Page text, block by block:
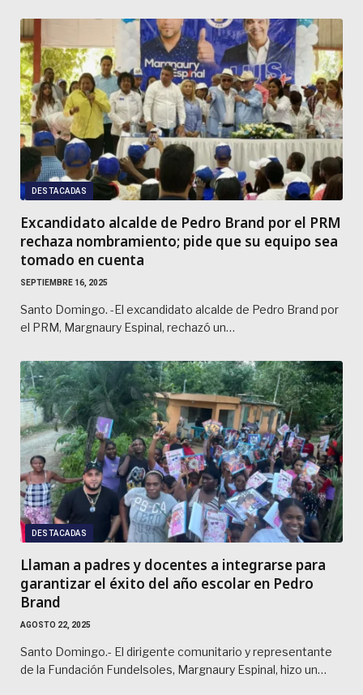
DESTACADAS
Excandidato alcalde de Pedro Brand por el PRM
rechaza nombramiento; pide que su equipo sea
tomado en cuenta
SEPTIEMBRE 16, 2025
Santo Domingo. -El excandidato alcalde de Pedro Brand por
el PRM, Margnaury Espinal, rechazó un…
DESTACADAS
Llaman a padres y docentes a integrarse para
garantizar el éxito del año escolar en Pedro
Brand
AGOSTO 22, 2025
Santo Domingo.- El dirigente comunitario y representante
de la Fundación Fundelsoles, Margnaury Espinal, hizo un…